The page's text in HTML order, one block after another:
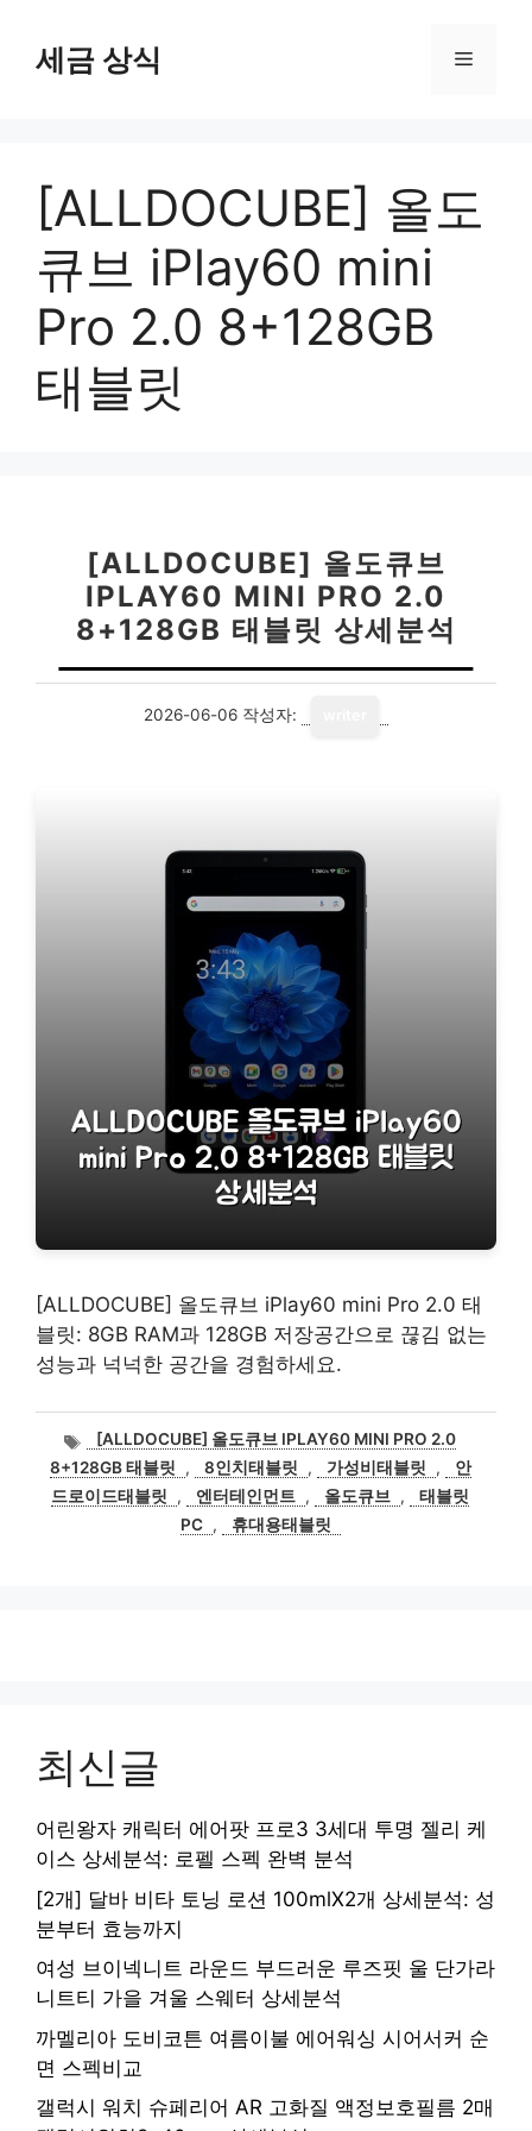
세금 상식 메
[ALLDOCUBE] 올도
큐브 iPlay60 mini
Pro 2.0 8+128GB
태블릿
[ALLDOCUBE] 올도큐브
IPLAY60 MINI PRO 2.0
8+128GB 태블릿 상세분석
2026-06-06 작성자:
[ALLDOCUBE] 올도큐브 iPlay60 mini Pro 2.0 태
블릿: 8GB RAM과 128GB 저장공간으로 끊김 없는
성능과 넉넉한 공간을 경험하세요.
태
그
[ALLDOCUBE] 올도큐브 IPLAY60 MINI PRO 2.0
8+128GB 태블릿
, 8인치태블릿 , 가성비태블릿 ,
안
드로이드태블릿
, 엔터테인먼트 , 올도큐브 ,
태블릿
PC , 휴대용태블릿
최신글
어린왕자 캐릭터 에어팟 프로3 3세대 투명 젤리 케
이스 상세분석: 로펠 스펙 완벽 분석
[2개] 달바 비타 토닝 로션 100mlX2개 상세분석: 성
분부터 효능까지
여성 브이넥니트 라운드 부드러운 루즈핏 울 단가라
니트티 가을 겨울 스웨터 상세분석
까멜리아 도비코튼 여름이불 에어워싱 시어서커 순
면 스펙비교
갤럭시 워치 슈페리어 AR 고화질 액정보호필름 2매